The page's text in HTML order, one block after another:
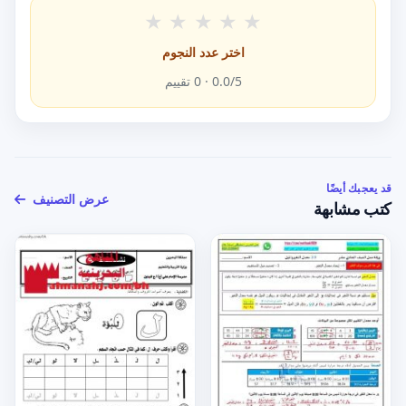
★ ★ ★ ★ ★
اختر عدد النجوم
0.0/5 ·
0 تقييم
قد يعجبك أيضًا
كتب مشابهة
عرض التصنيف